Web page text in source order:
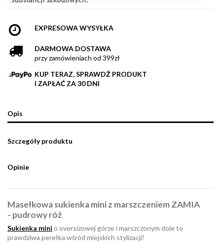
EXPRESOWA WYSYŁKA
DARMOWA DOSTAWA
przy zamówieniach od 399zł
KUP TERAZ, SPRAWDŹ PRODUKT
I ZAPŁAĆ ZA 30 DNI
Opis
Szczegóły produktu
Opinie
Masełkowa sukienka mini z marszczeniem ZAMIA
- pudrowy róż
Sukienka mini o oversizowej górze i marszczonym dole to
prawdziwa perełka wśród miejskich stylizacji!